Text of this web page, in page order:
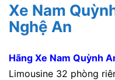
Xe Nam
Nghệ An
Hãng Xe Nam Quỳnh
Limousine 32 phòng